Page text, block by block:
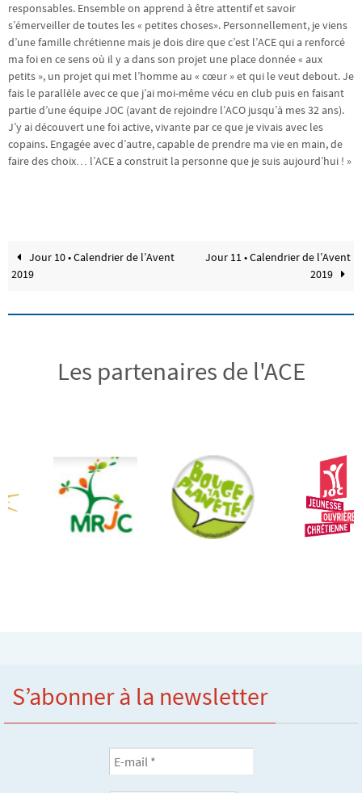
responsables. Ensemble on apprend à être attentif et savoir
s’émerveiller de toutes les « petites choses». Personnellement, je viens
d’une famille chrétienne mais je dois dire que c’est l’ACE qui a renforcé
ma foi en ce sens où il y a dans son projet une place donnée « aux
petits », un projet qui met l’homme au « cœur » et qui le veut debout. Je
fais le parallèle avec ce que j’ai moi-même vécu en club puis en faisant
partie d’une équipe JOC (avant de rejoindre l’ACO jusqu’à mes 32 ans).
J’y ai découvert une foi active, vivante par ce que je vivais avec les
copains. Engagée avec d’autre, capable de prendre ma vie en main, de
faire des choix… l’ACE a construit la personne que je suis aujourd’hui ! »
Jour 10 • Calendrier de l’Avent
2019
Jour 11 • Calendrier de l’Avent
2019
Les partenaires de l'ACE
S’abonner à la newsletter